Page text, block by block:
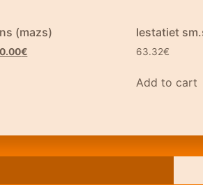
(mazs)
€
Iestatiet
63.32€
Add to cart